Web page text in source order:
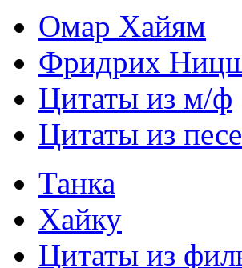
Омар Хайям
Фридрих
Цитаты из м/ф
Цитаты из
Танка
Хайку
Цитаты из